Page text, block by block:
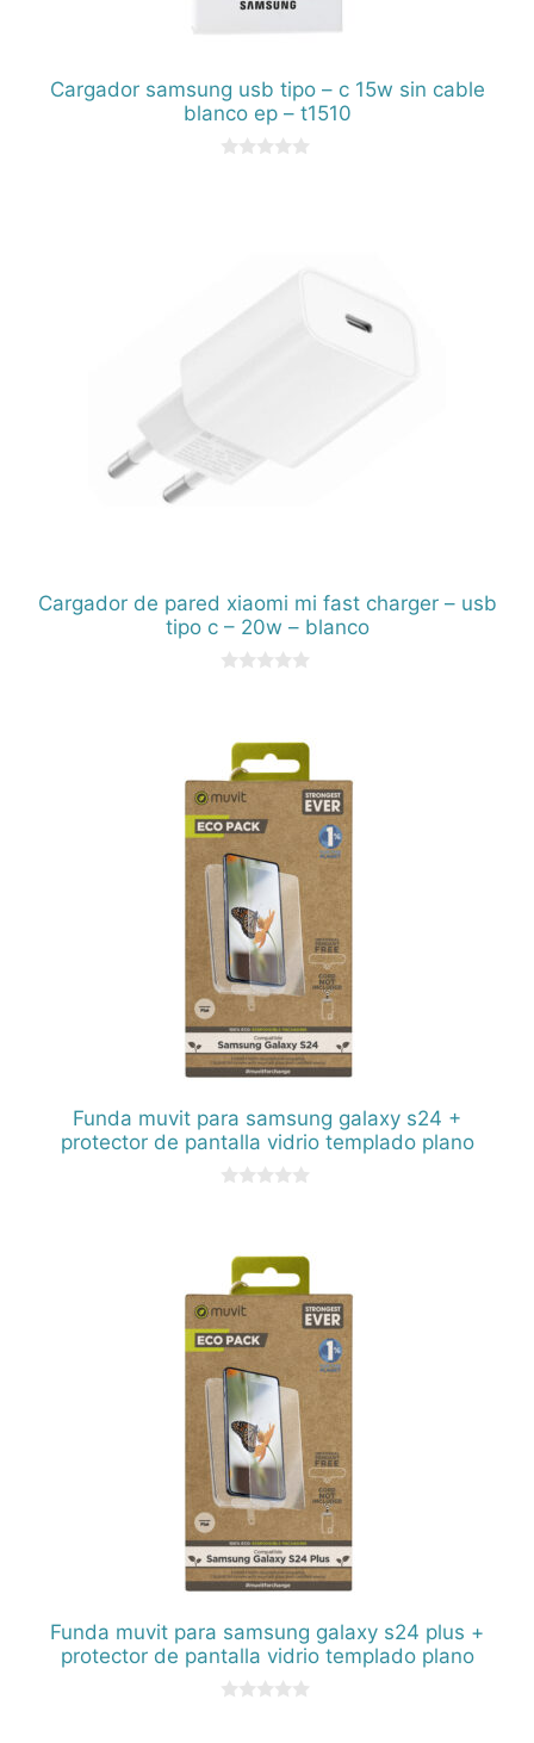
Cargador samsung usb tipo – c 15w sin cable
blanco ep – t1510
Cargador de pared xiaomi mi fast charger – usb
tipo c – 20w – blanco
Funda muvit para samsung galaxy s24 +
protector de pantalla vidrio templado plano
Funda muvit para samsung galaxy s24 plus +
protector de pantalla vidrio templado plano